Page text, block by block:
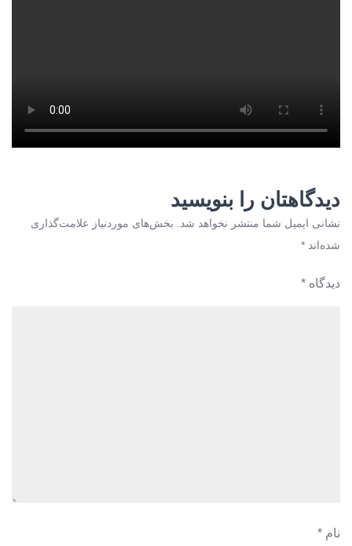
دیدگاهتان را بنویسید
نشانی ایمیل شما منتشر نخواهد شد.
بخش‌های موردنیاز علامت‌گذاری
شده‌اند *
دیدگاه *
نام *